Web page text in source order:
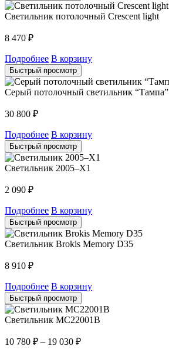
Светильник потолочный Crescent light
8 470 ₽
Подробнее В корзину
Быстрый просмотр
Серый потолочный светильник “Тампа”
30 800 ₽
Подробнее В корзину
Быстрый просмотр
Светильник 2005–X1
2 090 ₽
Подробнее В корзину
Быстрый просмотр
Светильник Brokis Memory D35
8 910 ₽
Подробнее В корзину
Быстрый просмотр
Светильник MC22001B
10 780 ₽ – 19 030 ₽